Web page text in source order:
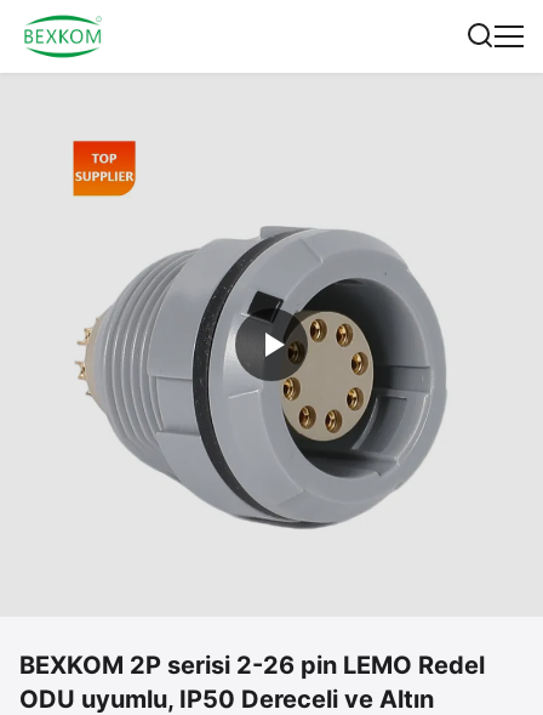
BEXKOM 2P serisi 2-26 pin LEMO Redel
ODU uyumlu, IP50 Dereceli ve Altın